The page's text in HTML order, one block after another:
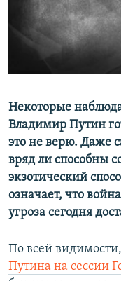
ПОБЕДИТЕЛЕЙ НЕ
КРЫМ.НЕПОКОРЕННЫЙ
ПРИСОЕДИНЯЙТЕСЬ!
Все сайты RFE/RL
Некоторые
Владимир Путин
это не верю. Даже
вряд ли способны
экзотический
означает, что
угроза сегодня
По всей
Путина на сессии